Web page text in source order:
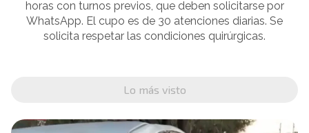
horas con turnos previos, que deben solicitarse por
WhatsApp. El cupo es de 30 atenciones diarias. Se
solicita respetar las condiciones quirúrgicas.
Lo más visto